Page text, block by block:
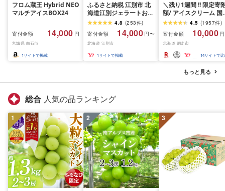
フロム蔵王 Hybrid NEO
マルチアイスBOX24
寄付金額 14,000 円
宮城県 白石市
1サイトで掲載
ふるさと納税 江別市 北
海道江別ジェラートおま
かせ22種類セット
[80ml×22個]
4.8 (253件)
寄付金額
14,000 円〜
北海道 江別市
1サイトで掲載
＼残り1週間 !! 限定寄
額/ アイスクリーム 国
大会2冠! Rimo カップ
フトクリーム 選べる
120ml × 12~32個 [ ふ
さと納税 アイス ふる
と納税 アイスクリーム
セット ふるさと納税
ェラート 北海道 人気
イーツ ランキング ふ
さと]
4.5 (1957件)
寄付金額
10,000
北海道 網走市
14サイトで
もっと見る
総合 人気の品ランキング
1 2 3